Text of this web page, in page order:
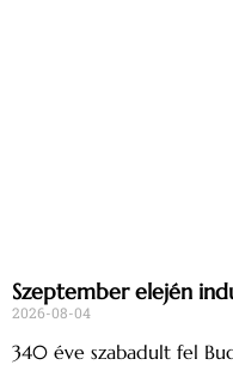
Szeptember elején
2026-08-04
340 éve szabadult fel